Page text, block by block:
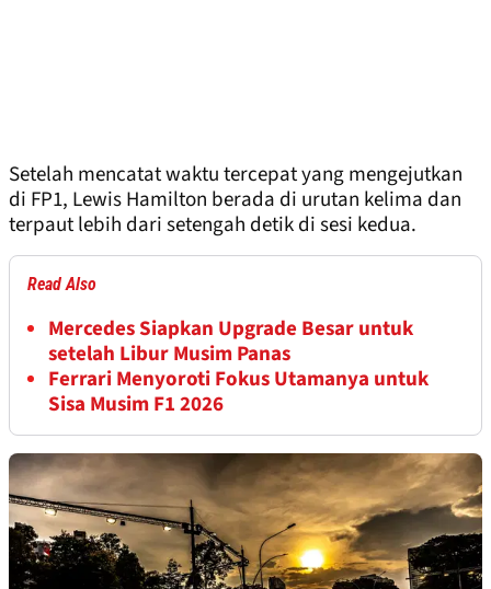
Setelah mencatat waktu tercepat yang mengejutkan
di FP1, Lewis Hamilton berada di urutan kelima dan
terpaut lebih dari setengah detik di sesi kedua.
Read Also
Mercedes Siapkan Upgrade Besar untuk
setelah Libur Musim Panas
Ferrari Menyoroti Fokus Utamanya untuk
Sisa Musim F1 2026